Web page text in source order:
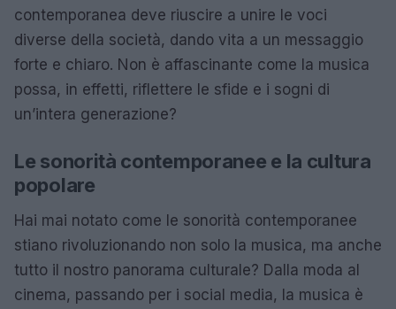
contemporanea deve riuscire a unire le voci
diverse della società, dando vita a un messaggio
forte e chiaro. Non è affascinante come la musica
possa, in effetti, riflettere le sfide e i sogni di
un’intera generazione?
Le sonorità contemporanee e la cultura
popolare
Hai mai notato come le sonorità contemporanee
stiano rivoluzionando non solo la musica, ma anche
tutto il nostro panorama culturale? Dalla moda al
cinema, passando per i social media, la musica è